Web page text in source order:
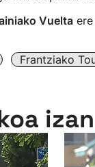
Vuelta ere
Frantziako